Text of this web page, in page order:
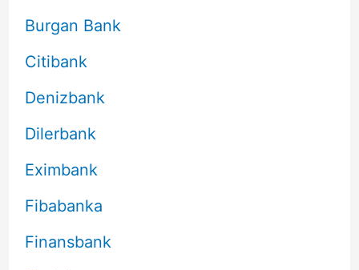
Burgan Bank
Citibank
Denizbank
Dilerbank
Eximbank
Fibabanka
Finansbank